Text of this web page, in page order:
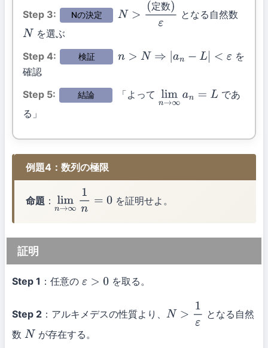
Step 3: Nの決定
定数
N> (定数)ε
となる自然数
N を選ぶ
Step 4:
検証 n>N ⇒|a n− |<ε
を
確認
Step 5:
結論 「よって limn→∞ an=Lであ
る」
例題4：数列の極限
命題 ： limn→∞ 1n=0を証明せよ。
証明
Step 1 ：任意の ε >0 を取る。
Step 2 ：アルキメデスの性質より、 N> 1ε
となる自然
数 N が存在する。